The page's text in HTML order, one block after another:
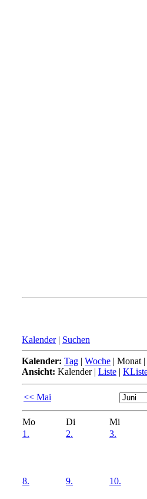
Kalender | Suchen
Kalender: Tag | Woche | Monat |
Ansicht: Kalender| Liste |
<< Mai
Mo Di
Mi
1.
2. 3.
8. 9. 10.